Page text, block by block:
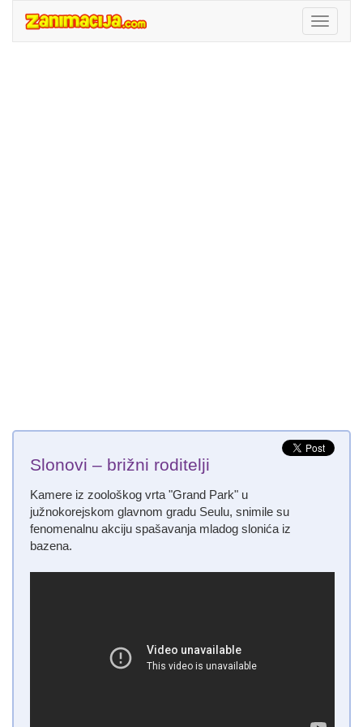
Slonovi – brižni roditelji
Kamere iz zoološkog vrta "Grand Park" u
južnokorejskom glavnom gradu Seulu, snimile su
fenomenalnu akciju spašavanja mladog slonića iz
bazena.